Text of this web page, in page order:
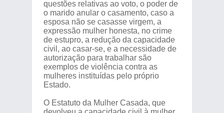
questões relativas ao voto, o poder de
o marido anular o casamento, caso a
esposa não se casasse virgem, a
expressão mulher honesta, no crime
de estupro, a redução da capacidade
civil, ao casar-se, e a necessidade de
autorização para trabalhar são
exemplos de violência contra as
mulheres instituídas pelo próprio
Estado.
O Estatuto da Mulher Casada, que